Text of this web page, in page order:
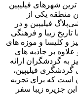
شهرهای فیلیپین
منطقه یکی از
فیلیپین و در
زیبا و فرهنگی
و کلیسا و موزه های
بر جاذبه ‌های
به گردشگران ارائه
فیلیپین،
است که برای تجربه
جزیره زیبا سفر